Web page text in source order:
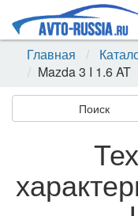
Главная
Mazda 3 I 1.6 AT
Поиск